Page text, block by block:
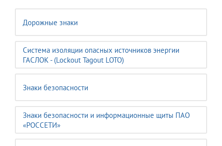
Дорожные знаки
Система изоляции опасных источников энергии
ГАСЛОК - (Lockout Tagout LOTO)
Знаки безопасности
Знаки безопасности и информационные щиты ПАО
«РОССЕТИ»